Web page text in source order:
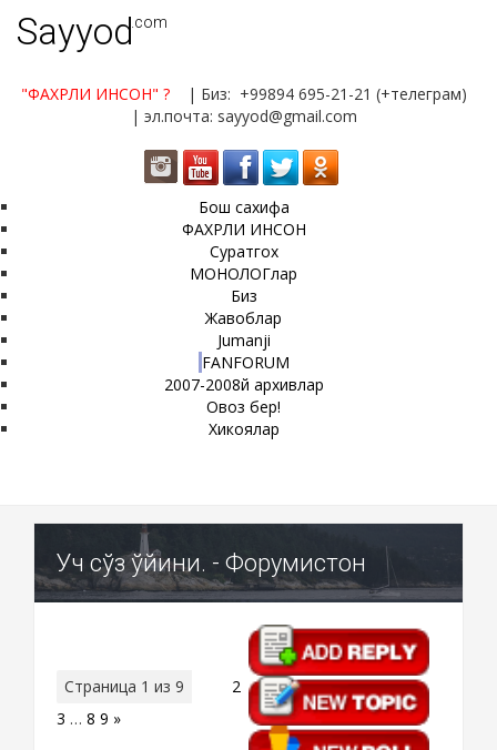
Sayyod.com
"ФАХРЛИ ИНСОН" ?
| Биз: +99894 695-21-21 (+телеграм)
| эл.почта: sayyod@gmail.com
Бош сахифа
ФАХРЛИ ИНСОН
Суратгох
МОНОЛОГлар
Биз
Жавоблар
Jumanji
FANFORUM
2007-2008й архивлар
Овоз бер!
Хикоялар
Уч сўз ўйини. - Форумистон
Страница 1 из 9
2
3 … 8 9 »